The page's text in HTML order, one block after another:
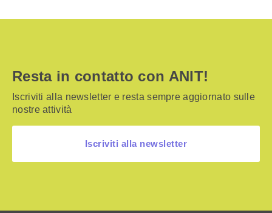
Resta in contatto con ANIT!
Iscriviti alla newsletter e resta sempre aggiornato sulle
nostre attività
Iscriviti alla newsletter